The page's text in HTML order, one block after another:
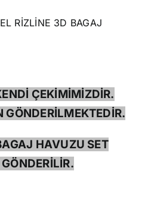
RİZLİNE 3D BAGAJ
ÇEKİMİMİZDİR.
GÖNDERİLMEKTEDİR.
HAVUZU SET